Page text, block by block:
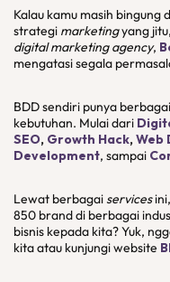
Kalau kamu masih
strategi marketingyang
digital marketing agency,
mengatasi segala
BDD sendiri punya berbagai
kebutuhan. Mulai dari
SEO, Growth Hack,Web
Development, sampai
Lewat berbagai services
850 brand di berbagai
bisnis kepada kita? Yuk,
kita atau kunjungi website